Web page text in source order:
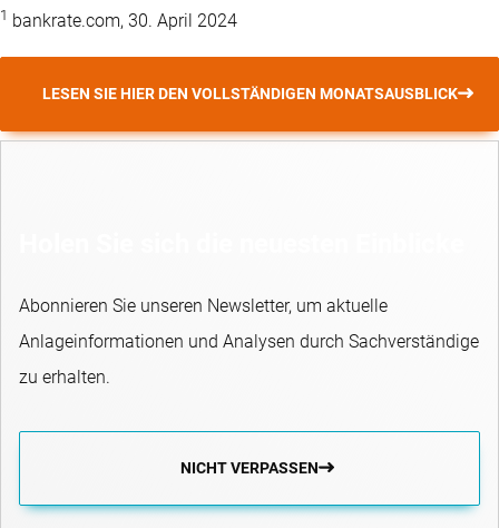
1 bankrate.com, 30. April 2024
LESEN SIE HIER DEN VOLLSTÄNDIGEN MONATSAUSBLICK
Abonnieren Sie unseren Newsletter, um aktuelle
Anlageinformationen und Analysen durch Sachverständige
zu erhalten.
NICHT VERPASSEN